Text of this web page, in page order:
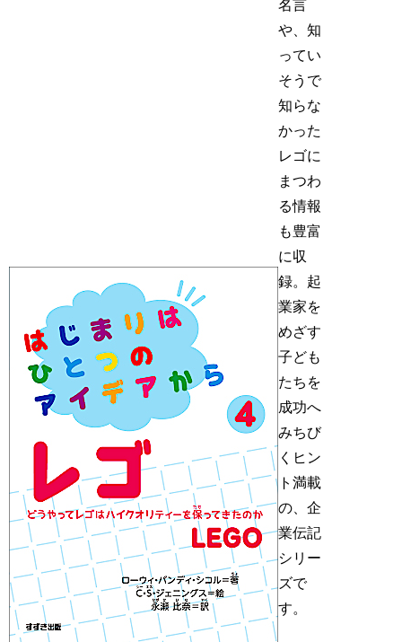
名言
や、知
ってい
そうで
知らな
かった
レゴに
まつわ
る情報
も豊富
に収
録。起
業家を
めざす
子ども
たちを
成功へ
みちび
くヒン
ト満載
の、企
業伝記
シリー
ズで
す。